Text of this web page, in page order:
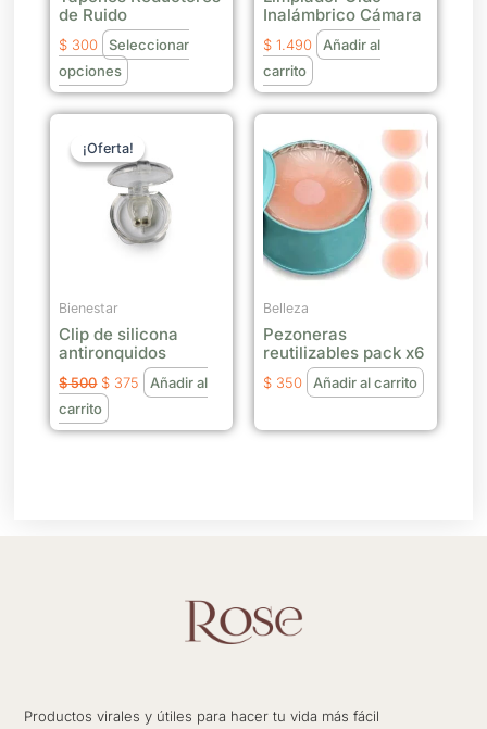
de Ruido
$ 300
Seleccionar
opciones
en
página
producto
Inalámbrico Cámara
$ 1.490
Añadir al
carrito
¡Oferta!
¡Oferta!
Bienestar
Clip de silicona
antironquidos
$500
precio
original
era:
$ 500.
$ 375
actual
es:
$ 375.
Añadir al
carrito
Belleza
Pezoneras
reutilizables pack x6
$ 350 Añadir al carrito
Productos virales y útiles para hacer tu vida más fácil